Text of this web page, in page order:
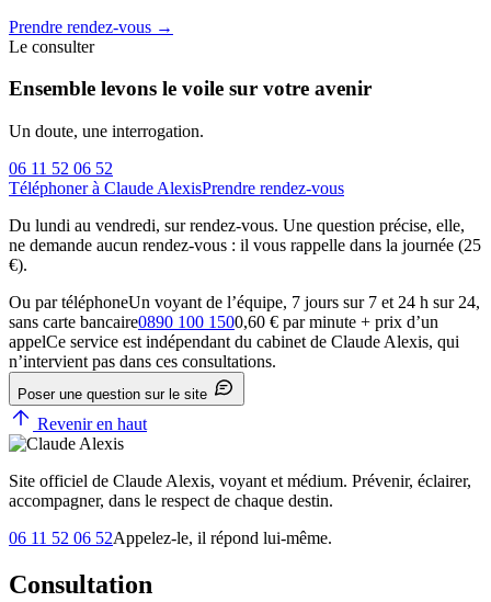
Prendre rendez-vous →
Le consulter
Ensemble levons le voile sur votre avenir
Un doute, une interrogation.
06 11 52 06 52
Téléphoner à Claude AlexisPrendre rendez-vous
Du lundi au vendredi, sur rendez-vous. Une question précise, elle,
ne demande aucun rendez-vous : il vous rappelle dans la journée (25
€).
Ou par téléphoneUn voyant de l’équipe, 7 jours sur 7 et 24 h sur 24,
sans carte bancaire0890 100 1500,60 € par minute + prix d’un
appelCe service est indépendant du cabinet de Claude Alexis, qui
n’intervient pas dans ces consultations.
Poser une question sur le site
Revenir en haut
Site officiel de Claude Alexis, voyant et médium. Prévenir, éclairer,
accompagner, dans le respect de chaque destin.
06 11 52 06 52Appelez-le, il répond lui-même.
Consultation